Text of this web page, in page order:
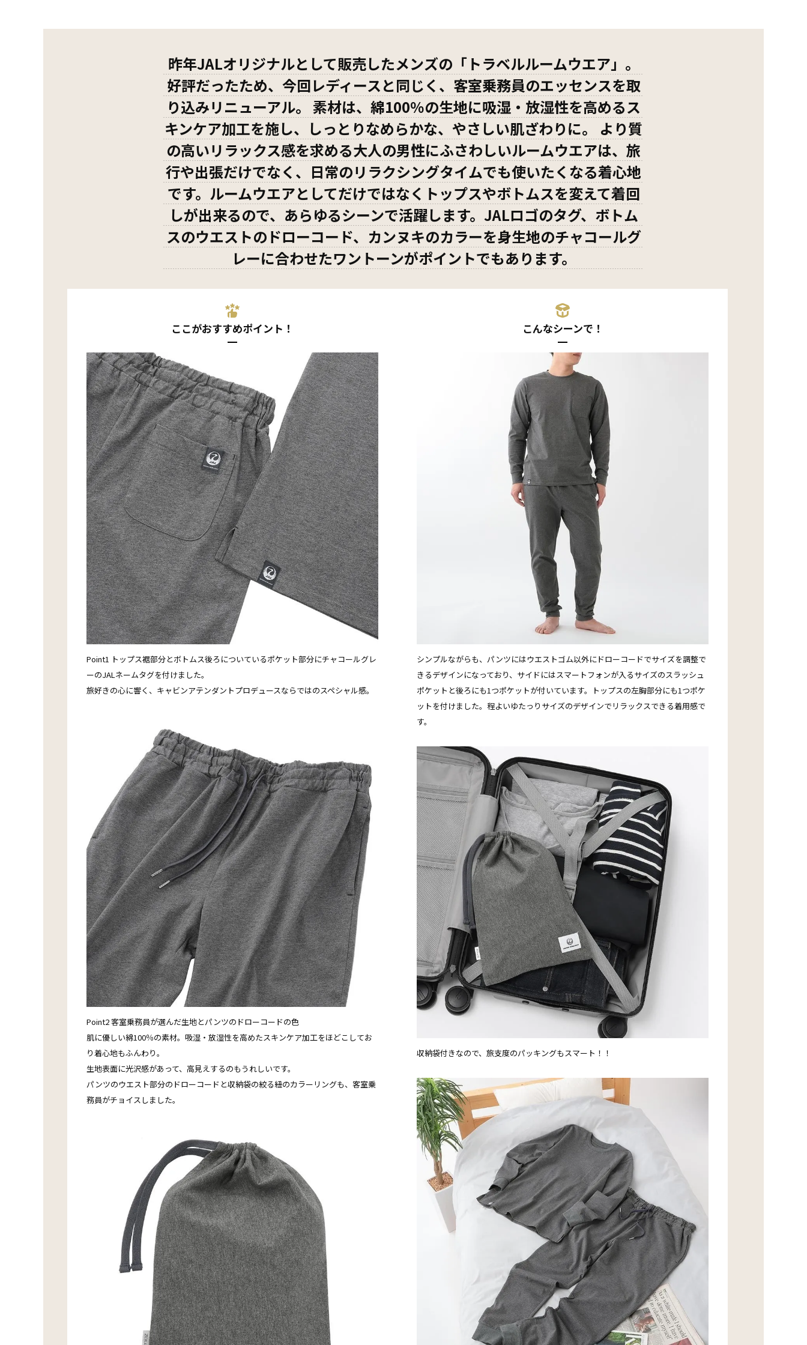
昨年JALオリジナルとして販売したメンズの「トラベルルームウエア」。
好評だったため、今回レディースと同じく、客室乗務員のエッセンスを取
り込みリニューアル。 素材は、綿100％の生地に吸湿・放湿性を高めるス
キンケア加工を施し、しっとりなめらかな、やさしい肌ざわりに。 より質
の高いリラックス感を求める大人の男性にふさわしいルームウエアは、旅
行や出張だけでなく、日常のリラクシングタイムでも使いたくなる着心地
です。ルームウエアとしてだけではなくトップスやボトムスを変えて着回
しが出来るので、あらゆるシーンで活躍します。JALロゴのタグ、ボトム
スのウエストのドローコード、カンヌキのカラーを身生地のチャコールグ
レーに合わせたワントーンがポイントでもあります。
ここがおすすめポイント！
Point1 トップス裾部分とボトムス後ろについているポケット部分にチャコールグレ
ーのJALネームタグを付けました。
旅好きの心に響く、キャビンアテンダントプロデュースならではのスペシャル感。
Point2 客室乗務員が選んだ生地とパンツのドローコードの色
肌に優しい綿100％の素材。吸湿・放湿性を高めたスキンケア加工をほどこしてお
り着心地もふんわり。
生地表面に光沢感があって、高見えするのもうれしいです。
パンツのウエスト部分のドローコードと収納袋の絞る紐のカラーリングも、客室乗
務員がチョイスしました。
こんなシーンで！
シンプルながらも、パンツにはウエストゴム以外にドローコードでサイズを調整で
きるデザインになっており、サイドにはスマートフォンが入るサイズのスラッシュ
ポケットと後ろにも1つポケットが付いています。トップスの左胸部分にも1つポケ
ットを付けました。程よいゆたっりサイズのデザインでリラックスできる着用感で
す。
収納袋付きなので、旅支度のパッキングもスマート！！